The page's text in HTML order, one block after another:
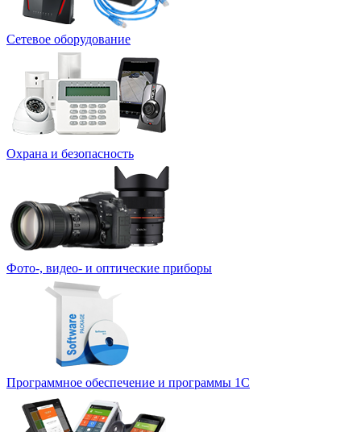
Сетевое оборудование
Охрана и безопасность
Фото-, видео- и оптические приборы
Программное обеспечение и программы 1С